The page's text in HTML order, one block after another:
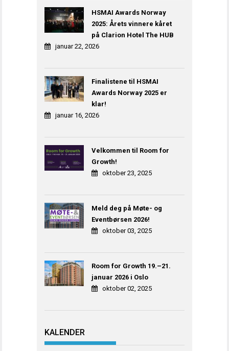
HSMAI Awards Norway
2025: Årets vinnere kåret
på Clarion Hotel The HUB
januar 22, 2026
Finalistene til HSMAI
Awards Norway 2025 er
klar!
januar 16, 2026
Velkommen til Room for
Growth!
oktober 23, 2025
Meld deg på Møte- og
Eventbørsen 2026!
oktober 03, 2025
Room for Growth 19.–21.
januar 2026 i Oslo
oktober 02, 2025
KALENDER